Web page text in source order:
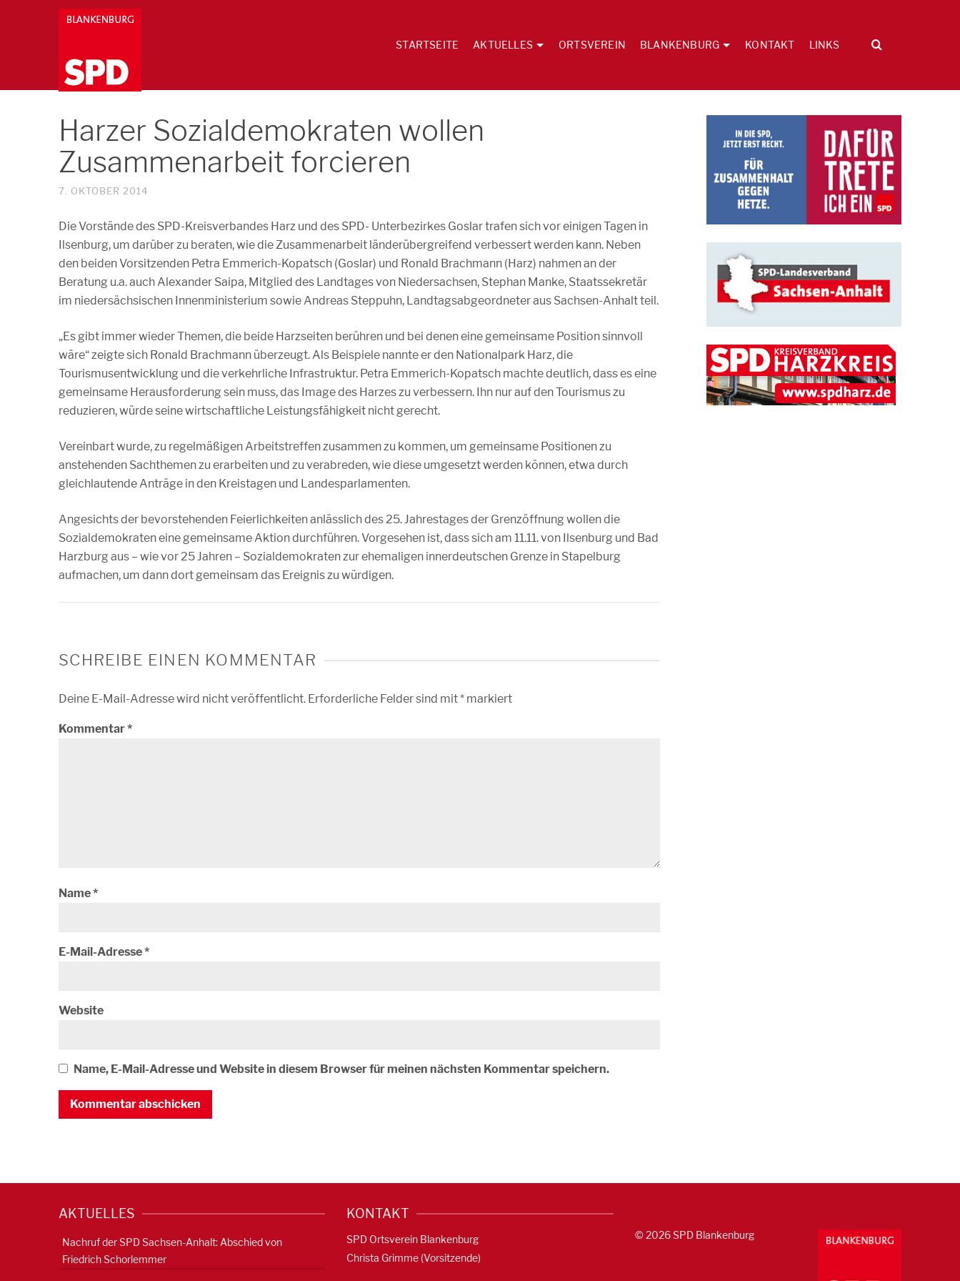
STARTSEITE AKTUELLES ORTSVEREIN BLANKENBURG KONTAKT LINKS
Harzer Sozialdemokraten wollen
Zusammenarbeit forcieren
7. OKTOBER 2014
Die Vorstände des SPD-Kreisverbandes Harz und des SPD- Unterbezirkes Goslar trafen sich vor einigen Tagen in
Ilsenburg, um darüber zu beraten, wie die Zusammenarbeit länderübergreifend verbessert werden kann. Neben
den beiden Vorsitzenden Petra Emmerich-Kopatsch (Goslar) und Ronald Brachmann (Harz) nahmen an der
Beratung u.a. auch Alexander Saipa, Mitglied des Landtages von Niedersachsen, Stephan Manke, Staatssekretär
im niedersächsischen Innenministerium sowie Andreas Steppuhn, Landtagsabgeordneter aus Sachsen-Anhalt teil.
„Es gibt immer wieder Themen, die beide Harzseiten berühren und bei denen eine gemeinsame Position sinnvoll
wäre“ zeigte sich Ronald Brachmann überzeugt. Als Beispiele nannte er den Nationalpark Harz, die
Tourismusentwicklung und die verkehrliche Infrastruktur. Petra Emmerich-Kopatsch machte deutlich, dass es eine
gemeinsame Herausforderung sein muss, das Image des Harzes zu verbessern. Ihn nur auf den Tourismus zu
reduzieren, würde seine wirtschaftliche Leistungsfähigkeit nicht gerecht.
Vereinbart wurde, zu regelmäßigen Arbeitstreffen zusammen zu kommen, um gemeinsame Positionen zu
anstehenden Sachthemen zu erarbeiten und zu verabreden, wie diese umgesetzt werden können, etwa durch
gleichlautende Anträge in den Kreistagen und Landesparlamenten.
Angesichts der bevorstehenden Feierlichkeiten anlässlich des 25. Jahrestages der Grenzöffnung wollen die
Sozialdemokraten eine gemeinsame Aktion durchführen. Vorgesehen ist, dass sich am 11.11. von Ilsenburg und Bad
Harzburg aus – wie vor 25 Jahren – Sozialdemokraten zur ehemaligen innerdeutschen Grenze in Stapelburg
aufmachen, um dann dort gemeinsam das Ereignis zu würdigen.
SCHREIBE EINEN KOMMENTAR
Deine E-Mail-Adresse wird nicht veröffentlicht. Erforderliche Felder sind mit* markiert
Kommentar*
Name*
E-Mail-Adresse*
Website
Name, E-Mail-Adresse und Website in diesem Browser für meinen nächsten Kommentar speichern.
AKTUELLES
Nachruf der SPD Sachsen-Anhalt: Abschied von
Friedrich Schorlemmer
KONTAKT
SPD Ortsverein Blankenburg
Christa Grimme (Vorsitzende)
© 2026 SPD Blankenburg